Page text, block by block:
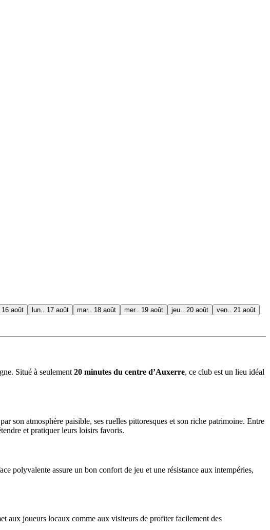
août lun.. 17 août mar.. 18 août mer.. 19 août jeu.. 20 août ven.. 21 août
Situé à seulement 20 minutes du centre d’Auxerre, ce club est un lieu idéal
son atmosphère paisible, ses ruelles pittoresques et son riche patrimoine. Entre
et pratiquer leurs loisirs favoris.
polyvalente assure un bon confort de jeu et une résistance aux intempéries,
aux joueurs locaux comme aux visiteurs de profiter facilement des